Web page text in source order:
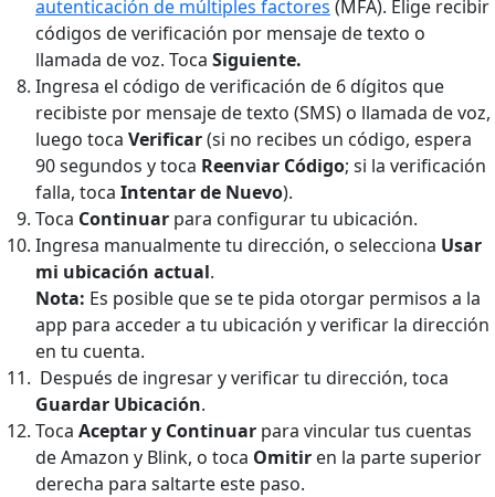
autenticación de múltiples factores (MFA). Elige recibir
códigos de verificación por mensaje de texto o
llamada de voz. Toca Siguiente.
Ingresa el código de verificación de 6 dígitos que
recibiste por mensaje de texto (SMS) o llamada de voz,
luego toca Verificar(si no recibes un código, espera
90 segundos y toca Reenviar Código; si la verificación
falla, toca Intentar de Nuevo).
Toca Continuar para configurar tu ubicación.
Ingresa manualmente tu dirección, o selecciona Usar
mi ubicación actual.
Nota: Es posible que se te pida otorgar permisos a la
app para acceder a tu ubicación y verificar la dirección
en tu cuenta.
Después de ingresar y verificar tu dirección, toca
Guardar Ubicación.
Toca Aceptar y Continuar para vincular tus cuentas
de Amazon y Blink, o toca Omitir en la parte superior
derecha para saltarte este paso.